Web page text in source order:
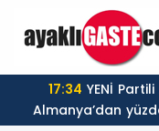
17:34
Almanya’dan